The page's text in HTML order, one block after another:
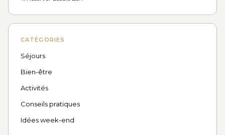
CATÉGORIES
Séjours
Bien-être
Activités
Conseils pratiques
Idées week-end